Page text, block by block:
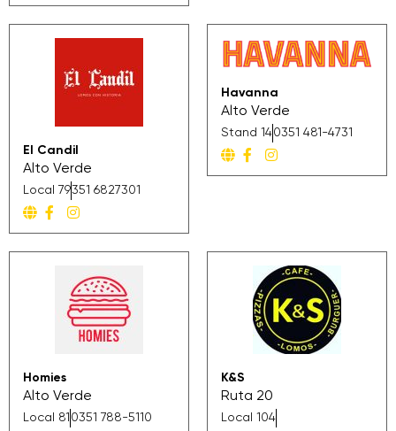
El Candil
Alto Verde
Local 79351 6827301
Havanna
Alto Verde
Stand 140351 481-4731
Homies
Alto Verde
Local 81 0351 788-5110
K&S
Ruta 20
Local 104